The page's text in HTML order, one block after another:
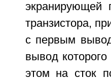
экранирующей
транзистора,
с первым
вывод
этом на сток